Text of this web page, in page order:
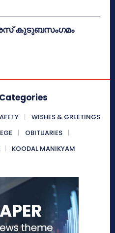
കുടുബസംഗമം
WISHES & GREETINGS
OBITUARIES
KOODAL MANIKYAM